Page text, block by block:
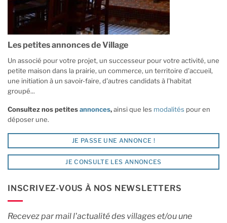
Les petites annonces de Village
Un associé pour votre projet, un successeur pour votre activité, une
petite maison dans la prairie, un commerce, un territoire d'accueil,
une initiation à un savoir-faire, d'autres candidats à l'habitat
groupé...
Consultez nos petitesannonces,ainsi que les modalités pour en
déposer une.
JE PASSE UNE ANNONCE !
JE CONSULTE LES ANNONCES
INSCRIVEZ-VOUS À NOS NEWSLETTERS
Recevez par mail l'actualité des villages et/ou une